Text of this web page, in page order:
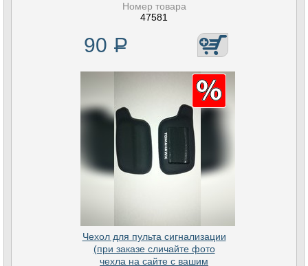
Номер товара
47581
90 Р
Чехол для пульта сигнализации
(при заказе сличайте фото
чехла на сайте с вашим